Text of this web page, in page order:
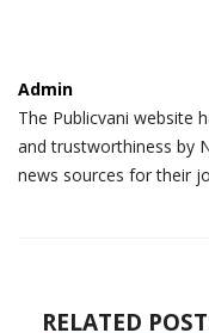
Admin
The Publicvani website
and trustworthiness by
news sources for their
RELATED